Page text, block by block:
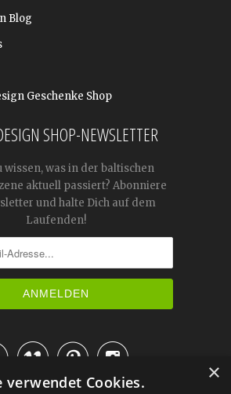
Blog
Geschenke Shop
SHOP-NEWSLETTER
wissen, was in der baltischen
aktuell passiert? Abonniere
und halte Dich auf dem
Laufenden!
 ×
verwendet Cookies.